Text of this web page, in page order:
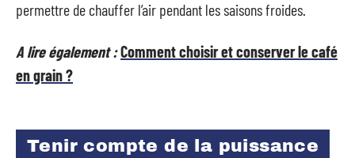
permettre de chauffer l’air pendant les saisons froides.
A lire également :Comment choisir et conserver le café
en grain ?
Tenir compte de la puissance